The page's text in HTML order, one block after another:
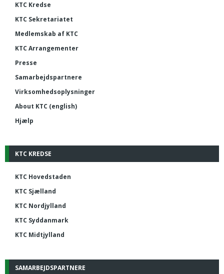
KTC Kredse
KTC Sekretariatet
Medlemskab af KTC
KTC Arrangementer
Presse
Samarbejdspartnere
Virksomhedsoplysninger
About KTC (english)
Hjælp
KTC KREDSE
KTC Hovedstaden
KTC Sjælland
KTC Nordjylland
KTC Syddanmark
KTC Midtjylland
SAMARBEJDSPARTNERE